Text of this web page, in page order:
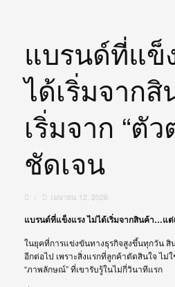
แบรนด์ที่แข็
ได้เริ่มจาก
เริ่มจาก “ตั
ชัดเจน
เมษายน 12, 2026
แบรนด์ที่แข็งแรง ไม่ได้เริ่มจากสินค้า…แต่
ในยุคที่การแข่งขันทางธุรกิจสูงขึ้นทุกวัน สิ
อีกต่อไป เพราะสิ่งแรกที่ลูกค้าตัดสินใจ ไ
“ภาพลักษณ์” ที่เขารับรู้ในไม่กี่วินาทีแรก